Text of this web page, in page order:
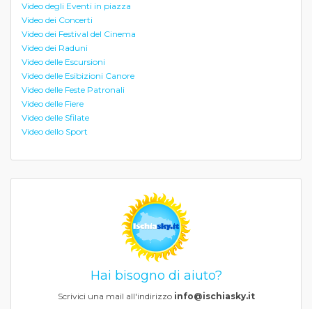
Video degli Eventi in piazza
Video dei Concerti
Video dei Festival del Cinema
Video dei Raduni
Video delle Escursioni
Video delle Esibizioni Canore
Video delle Feste Patronali
Video delle Fiere
Video delle Sfilate
Video dello Sport
Hai bisogno di aiuto?
Scrivici una mail all'indirizzo info@ischiasky.it